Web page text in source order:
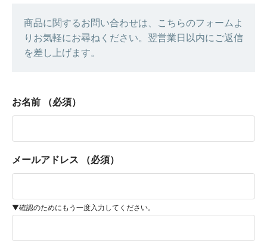
商品に関するお問い合わせは、こちらのフォームよ
りお気軽にお尋ねください。翌営業日以内にご返信
を差し上げます。
お名前 （必須）
メールアドレス （必須）
▼確認のためにもう一度入力してください。